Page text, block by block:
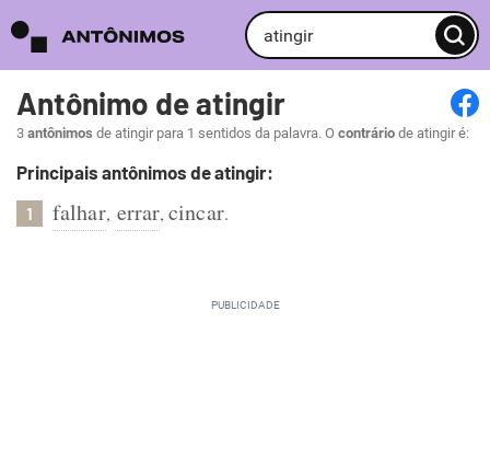
Antônimo de atingir
3 antônimos de atingir para 1 sentidos da palavra. O contrário de atingir é:
Principais antônimos de atingir:
1 falhar, errar,cincar.